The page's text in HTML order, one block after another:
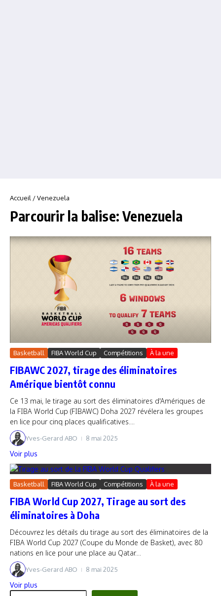
Accueil /Venezuela
Parcourir la balise: Venezuela
Basketball FIBA World Cup Compétitions À la une
FIBAWC 2027, tirage des éliminatoires
Amérique bientôt connu
Ce 13 mai, le tirage au sort des éliminatoires d'Amériques de
la FIBA World Cup (FIBAWC) Doha 2027 révélera les groupes
en lice pour cinq places qualificatives....
Yves-Gerard ABO 8 mai 2025
Voir plus
Basketball FIBA World Cup Compétitions À la une
FIBA World Cup 2027, Tirage au sort des
éliminatoires à Doha
Découvrez les détails du tirage au sort des éliminatoires de la
FIBA World Cup 2027 (Coupe du Monde de Basket), avec 80
nations en lice pour une place au Qatar....
Yves-Gerard ABO 8 mai 2025
Voir plus